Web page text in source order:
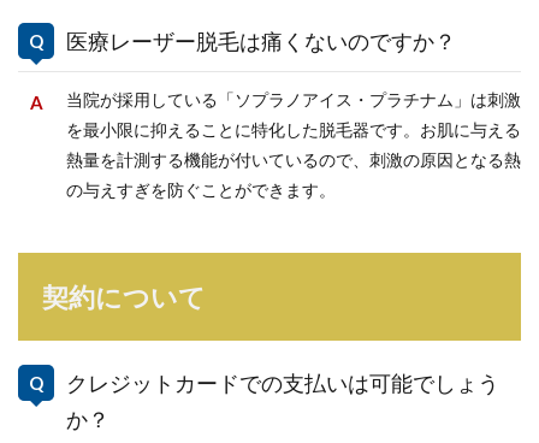
医療レーザー脱毛は痛くないのですか？
当院が採用している「ソプラノアイス・プラチナム」は刺激
を最小限に抑えることに特化した脱毛器です。お肌に与える
熱量を計測する機能が付いているので、刺激の原因となる熱
の与えすぎを防ぐことができます。
契約について
クレジットカードでの支払いは可能でしょう
か？